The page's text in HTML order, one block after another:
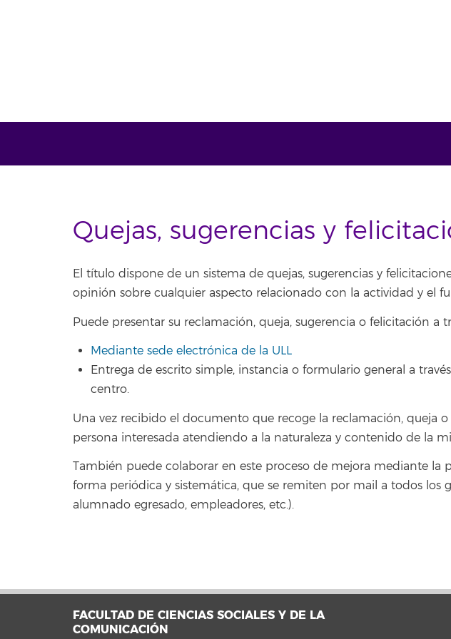
Quejas, sugerencias y
El título dispone de un sistema de quejas, sugerencias y
opinión sobre cualquier aspecto relacionado con la actividad y el
Puede presentar su reclamación, queja, sugerencia o felicitación a
Mediante sede electrónica de la ULL
Entrega de escrito simple, instancia o formulario general a
centro.
Una vez recibido el documento que recoge la reclamación, queja
persona interesada atendiendo a la naturaleza y contenido de la
También puede colaborar en este proceso de mejora mediante la
forma periódica y sistemática, que se remiten por mail a todos los
alumnado egresado, empleadores, etc.).
FACULTAD DE CIENCIAS SOCIALES Y DE LA
COMUNICACIÓN